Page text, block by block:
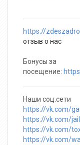
https://
отзыв о нас
Бонусы за
посещение:
Наши соц.сети
https://vk.com/
https://vk.com/
https://vk.com/
https://vk.com/